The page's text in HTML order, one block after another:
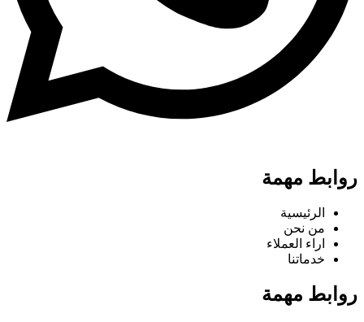
روابط مهمة
الرئيسية
من نحن
اراء العملاء
خدماتنا
روابط مهمة